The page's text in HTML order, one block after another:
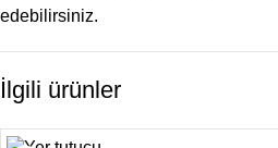
edebilirsiniz.
İlgili ürünler